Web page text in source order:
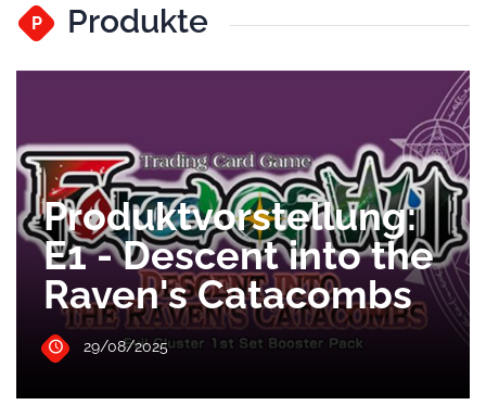
P Produkte
Produktvorstellung:
E1 - Descent into the
Raven's Catacombs
29/08/2025